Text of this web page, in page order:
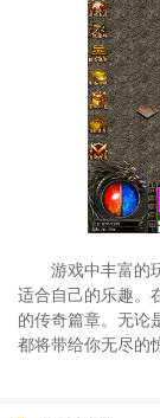
游戏中丰富的
适合自己的乐趣。
的传奇篇章。无论
都将带给你无尽的